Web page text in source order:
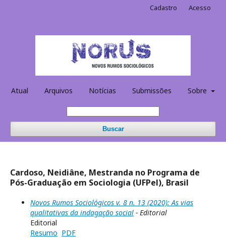
Atual Arquivos Notícias Submissões Sobre
Buscar
Cadastro Acesso
Cardoso, Neidiâne, Mestranda no Programa de
Pós-Graduação em Sociologia (UFPel), Brasil
Novos Rumos Sociológicos v. 8 n. 13 (2020): As vias
qualitativas da indagação social - Editorial
Editorial
Resumo PDF